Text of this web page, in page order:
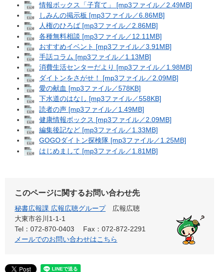
情報ボックス「子育て」 [mp3ファイル／2.49MB]
しみんの掲示板 [mp3ファイル／6.86MB]
人権のひろば [mp3ファイル／2.86MB]
各種無料相談 [mp3ファイル／12.11MB]
おすすめイベント [mp3ファイル／3.91MB]
手話コラム [mp3ファイル／1.13MB]
消費生活センターだより [mp3ファイル／1.98MB]
ダイトンをさがせ！ [mp3ファイル／2.09MB]
愛の献血 [mp3ファイル／578KB]
下水道のはなし [mp3ファイル／558KB]
読者の声 [mp3ファイル／1.49MB]
健康情報ボックス [mp3ファイル／2.09MB]
編集後記など [mp3ファイル／1.33MB]
GOGOダイトン探検隊 [mp3ファイル／1.25MB]
はじめまして [mp3ファイル／1.81MB]
このページに関するお問い合わせ先
秘書広報課 広報広聴グループ
広報広聴
大東市谷川1-1-1
Tel：072-870-0403
Fax：072-872-2291
メールでのお問い合わせはこちら